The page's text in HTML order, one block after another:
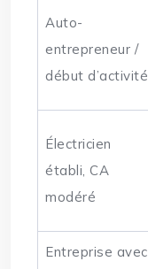
Auto-
entrepreneur /
début d’activité
Électricien
établi, CA
modéré
Entreprise avec